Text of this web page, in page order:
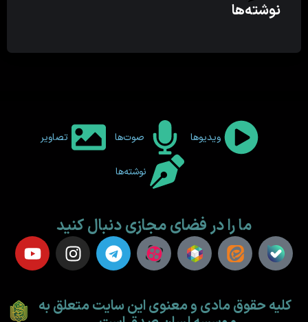
نوشته‌ها
ویدیوها صوت‌ها تصاویر
نوشته‌ها
ما را در فضای مجازی دنبال کنید
کلیه حقوق مادی و معنوی این سایت متعلق به